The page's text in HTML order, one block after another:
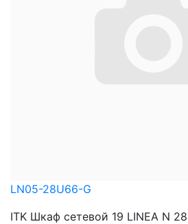
LN05-28U66-G
ITK Шкаф сетевой 19 LINEA N